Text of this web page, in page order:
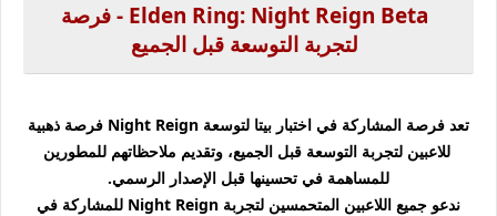
Elden Ring: Night Reign Beta - فرصة
لتجربة التوسعة قبل الجميع
تعد فرصة المشاركة في اختبار بيتا لتوسعة Night Reign فرصة ذهبية
للاعبين لتجربة التوسعة قبل الجميع، وتقديم ملاحظاتهم للمطورين
للمساهمة في تحسينها قبل الإصدار الرسمي.
ندعو جميع اللاعبين المتحمسين لتجربة Night Reign للمشاركة في